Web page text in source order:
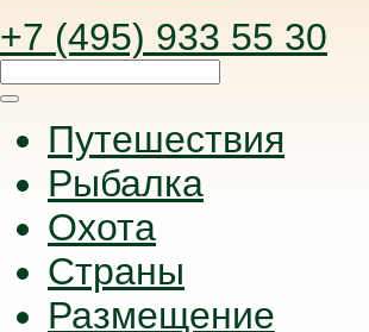
+7 (495) 933 55 30
Путешествия
Рыбалка
Охота
Страны
Размещение